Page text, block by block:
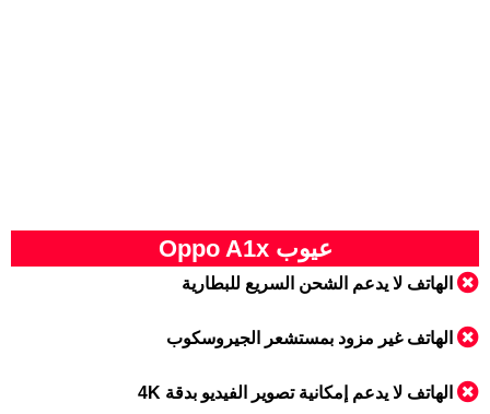
عيوب Oppo A1x
الهاتف لا يدعم الشحن السريع للبطارية
الهاتف غير مزود بمستشعر الجيروسكوب
الهاتف لا يدعم إمكانية تصوير الفيديو بدقة 4K